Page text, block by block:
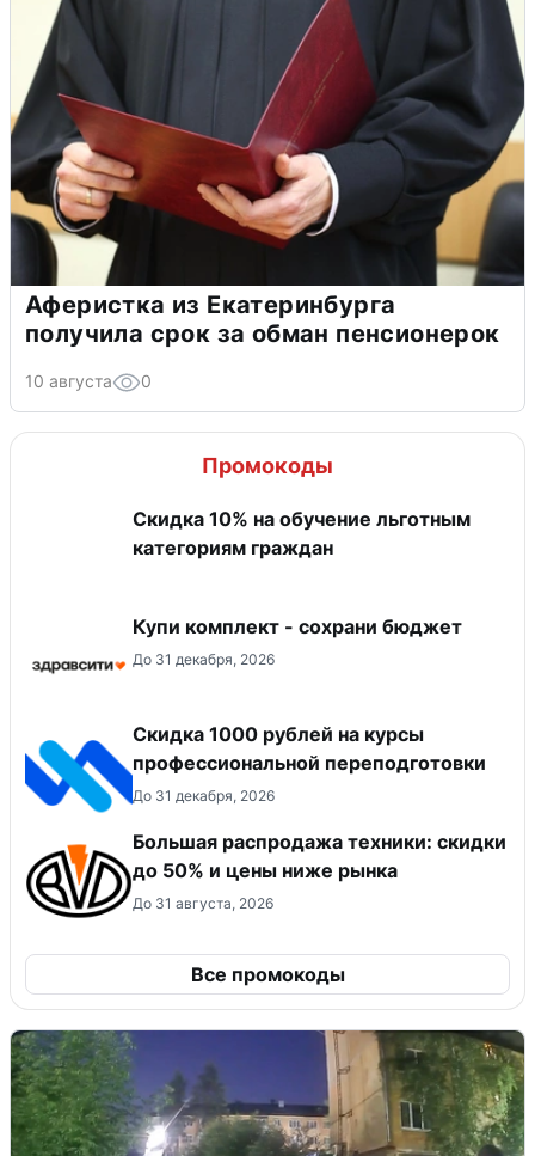
Аферистка из Екатеринбурга
получила срок за обман пенсионерок
10 августа 0
Промокоды
Скидка 10% на обучение льготным
категориям граждан
Купи комплект - сохрани бюджет
До 31 декабря, 2026
Скидка 1000 рублей на курсы
профессиональной переподготовки
До 31 декабря, 2026
Большая распродажа техники: скидки
до 50% и цены ниже рынка
До 31 августа, 2026
Все промокоды